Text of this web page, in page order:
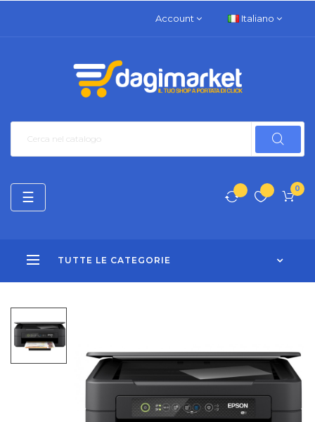
Account Italiano
0
TUTTE LE CATEGORIE
navigazione
Toggle
☰